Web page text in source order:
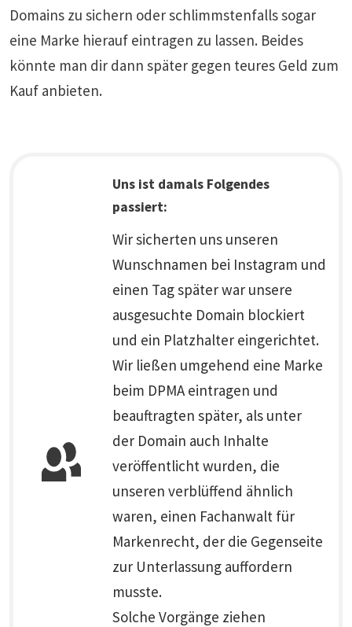
Domains zu sichern oder schlimmstenfalls sogar
eine Marke hierauf eintragen zu lassen. Beides
könnte man dir dann später gegen teures Geld zum
Kauf anbieten.
Uns ist damals Folgendes
passiert:
Wir sicherten uns unseren
Wunschnamen bei Instagram und
einen Tag später war unsere
ausgesuchte Domain blockiert
und ein Platzhalter eingerichtet.
Wir ließen umgehend eine Marke
beim DPMA eintragen und
beauftragten später, als unter
der Domain auch Inhalte
veröffentlicht wurden, die
unseren verblüffend ähnlich
waren, einen Fachanwalt für
Markenrecht, der die Gegenseite
zur Unterlassung auffordern
musste.
Solche Vorgänge ziehen